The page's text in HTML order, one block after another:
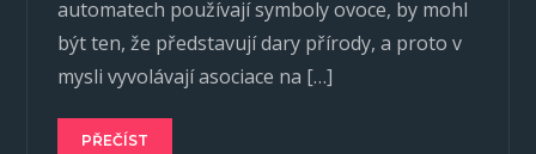
automatech používají symboly ovoce, by mohl
být ten, že představují dary přírody, a proto v
mysli vyvolávají asociace na […]
PŘEČÍST